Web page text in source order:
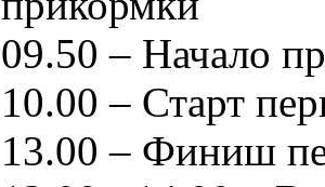
09.50 – Начало
10.00 – Старт
13.00 – Финиш